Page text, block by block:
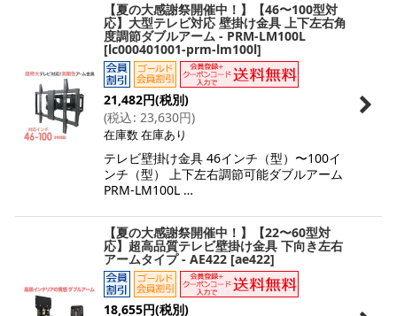
【夏の大感謝祭開催中！】【46〜100型対
応】大型テレビ対応 壁掛け金具 上下左右角
度調節ダブルアーム - PRM-LM100L
[lc000401001-prm-lm100l]
21,482円(税別)
(税込: 23,630円)
在庫数 在庫あり
テレビ壁掛け金具 46インチ（型）〜100イ
ンチ（型） 上下左右調節可能ダブルアーム
PRM-LM100L …
【夏の大感謝祭開催中！】【22〜60型対
応】超高品質テレビ壁掛け金具 下向き左右
アームタイプ - AE422 [ae422]
18,655円(税別)